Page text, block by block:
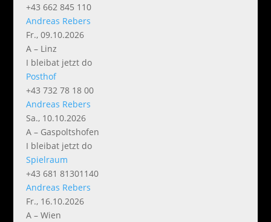
+43 662 845 110
Andreas Rebers
Fr., 09.10.2026
A – Linz
I bleibat jetzt do
Posthof
+43 732 78 18 00
Andreas Rebers
Sa., 10.10.2026
A – Gaspoltshofen
I bleibat jetzt do
Spielraum
+43 681 81301140
Andreas Rebers
Fr., 16.10.2026
A – Wien